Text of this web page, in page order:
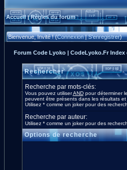
Accueil|Règles du forum
Bienvenue, Invité ! (Connexion|S'enregistrer)
Forum Code Lyoko | CodeLyoko.Fr Index
Rechercher
Recherche par mots-clés:
Vous pouvez utiliserANDpour déterminer
peuvent être présents dans les résultats et
Utilisez * comme un joker pour des
Recherche par auteur:
Utilisez * comme un joker pour des
Options de recherche